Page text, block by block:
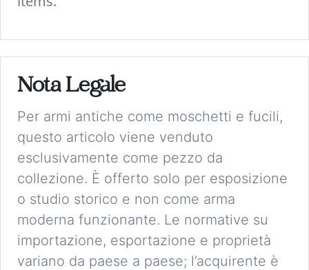
Nota Legale
Per armi antiche come moschetti e fucili,
questo articolo viene venduto
esclusivamente come pezzo da
collezione. È offerto solo per esposizione
o studio storico e non come arma
moderna funzionante. Le normative su
importazione, esportazione e proprietà
variano da paese a paese; l’acquirente è